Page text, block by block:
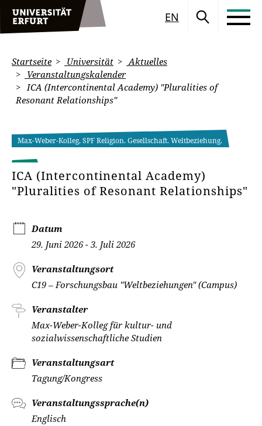
EN
Startseite Universität
Aktuelles
Veranstaltungskalender
ICA (Intercontinental Academy) "Pluralities of
Resonant Relationships"
Max-Weber-Kolleg, SPF Religion. Gesellschaft. Weltbeziehung.
ICA (Intercontinental Academy)
"Pluralities of Resonant Relationships"
Datum
29. Juni 2026 - 3. Juli 2026
Veranstaltungsort
C19 – Forschungsbau "Weltbeziehungen" (Campus)
Veranstalter
Max-Weber-Kolleg für kultur- und
sozialwissenschaftliche Studien
Veranstaltungsart
Tagung/Kongress
Veranstaltungssprache(n)
Englisch